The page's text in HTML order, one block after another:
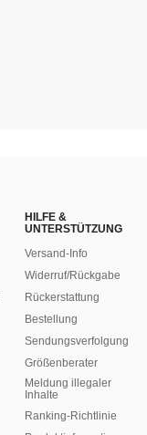
HILFE &
UNTERSTÜTZUNG
Versand-Info
Widerruf/Rückgabe
Rückerstattung
Bestellung
Sendungsverfolgung
Größenberater
Meldung illegaler
Inhalte
Ranking-Richtlinie